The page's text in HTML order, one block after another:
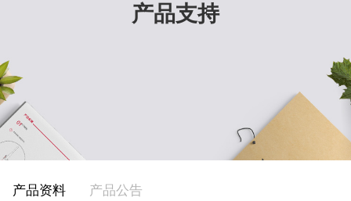
产品支持
产品资料 产品公告